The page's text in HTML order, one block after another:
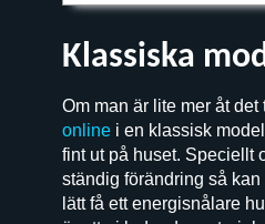
Klassiska
Om man är lite mer åt
online i en klassisk
fint ut på huset. Speciellt
ständig förändring så
lätt få ett energisnålare